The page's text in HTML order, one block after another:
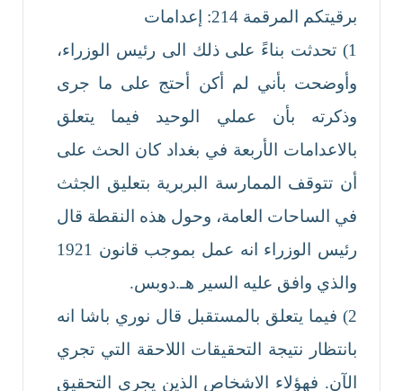
برقيتكم المرقمة 214: إعدامات
1) تحدثت بناءً على ذلك الى رئيس الوزراء،
وأوضحت بأني لم أكن أحتج على ما جرى
وذكرته بأن عملي الوحيد فيما يتعلق
بالاعدامات الأربعة في بغداد كان الحث على
أن تتوقف الممارسة البربرية بتعليق الجثث
في الساحات العامة، وحول هذه النقطة قال
رئيس الوزراء انه عمل بموجب قانون 1921
والذي وافق عليه السير هـ.دوبس.
2) فيما يتعلق بالمستقبل قال نوري باشا انه
بانتظار نتيجة التحقيقات اللاحقة التي تجري
الآن. فهؤلاء الاشخاص الذين يجري التحقيق